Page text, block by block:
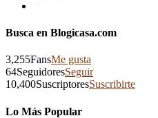
Busca en Blogicasa.com
3,255FansMe gusta
64SeguidoresSeguir
10,400SuscriptoresSuscribirte
Lo Más Popular